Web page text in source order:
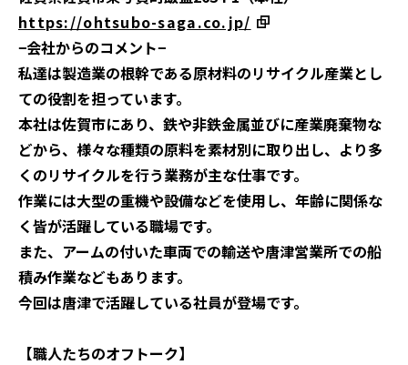
https://ohtsubo-saga.co.jp/
−会社からのコメント−
私達は製造業の根幹である原材料のリサイクル産業とし
ての役割を担っています。
本社は佐賀市にあり、鉄や非鉄金属並びに産業廃棄物な
どから、様々な種類の原料を素材別に取り出し、より多
くのリサイクルを行う業務が主な仕事です。
作業には大型の重機や設備などを使用し、年齢に関係な
く皆が活躍している職場です。
また、アームの付いた車両での輸送や唐津営業所での船
積み作業などもあります。
今回は唐津で活躍している社員が登場です。
【職人たちのオフトーク】